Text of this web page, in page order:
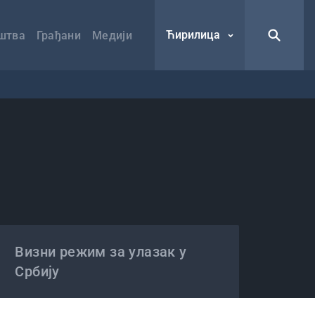
Грађани Медији Ћирилица
Визни режим за улазак у
Србију